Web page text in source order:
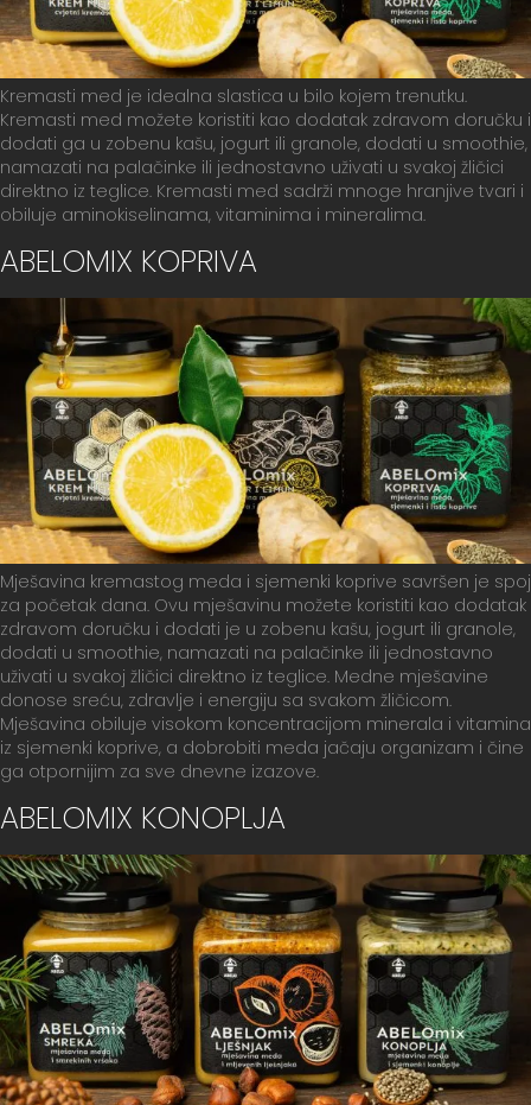
Kremasti med je idealna slastica u bilo kojem trenutku.
Kremasti med možete koristiti kao dodatak zdravom doručku i
dodati ga u zobenu kašu, jogurt ili granole, dodati u smoothie,
namazati na palačinke ili jednostavno uživati u svakoj žličici
direktno iz teglice. Kremasti med sadrži mnoge hranjive tvari i
obiluje aminokiselinama, vitaminima i mineralima.
ABELOMIX KOPRIVA
Mješavina kremastog meda i sjemenki koprive savršen je spoj
za početak dana. Ovu mješavinu možete koristiti kao dodatak
zdravom doručku i dodati je u zobenu kašu, jogurt ili granole,
dodati u smoothie, namazati na palačinke ili jednostavno
uživati u svakoj žličici direktno iz teglice. Medne mješavine
donose sreću, zdravlje i energiju sa svakom žličicom.
Mješavina obiluje visokom koncentracijom minerala i vitamina
iz sjemenki koprive, a dobrobiti meda jačaju organizam i čine
ga otpornijim za sve dnevne izazove.
ABELOMIX KONOPLJA